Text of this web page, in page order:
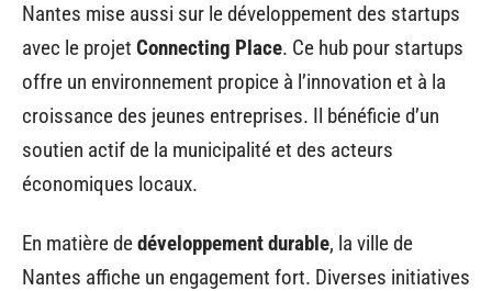
Nantes mise aussi sur le développement des startups
avec le projet Connecting Place. Ce hub pour startups
offre un environnement propice à l’innovation et à la
croissance des jeunes entreprises. Il bénéficie d’un
soutien actif de la municipalité et des acteurs
économiques locaux.
En matière dedéveloppement durable, la ville de
Nantes affiche un engagement fort. Diverses initiatives